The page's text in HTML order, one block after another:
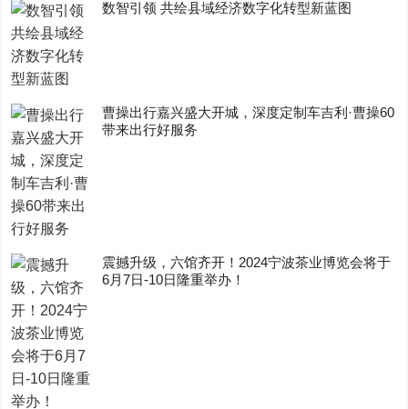
数智引领 共绘县域经济数字化转型新蓝图
曹操出行嘉兴盛大开城，深度定制车吉利·曹操60
带来出行好服务
震撼升级，六馆齐开！2024宁波茶业博览会将于
6月7日-10日隆重举办！